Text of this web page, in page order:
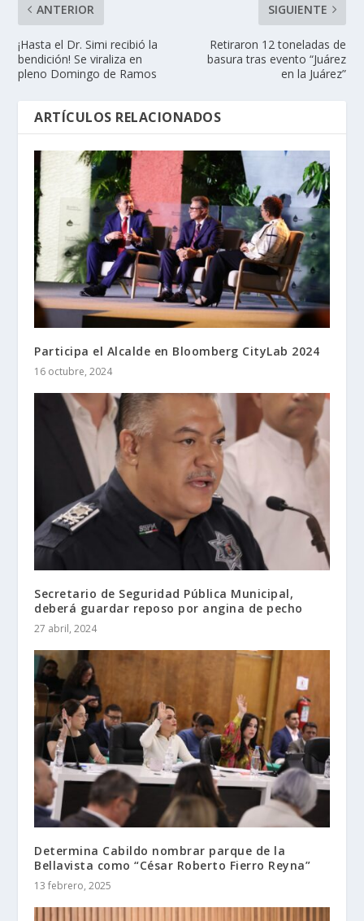
ANTERIOR
¡Hasta el Dr. Simi recibió la
bendición! Se viraliza en
pleno Domingo de Ramos
SIGUIENTE
Retiraron 12 toneladas de
basura tras evento “Juárez
en la Juárez”
ARTÍCULOS RELACIONADOS
Participa el Alcalde en Bloomberg CityLab 2024
16 octubre, 2024
Secretario de Seguridad Pública Municipal,
deberá guardar reposo por angina de pecho
27 abril, 2024
Determina Cabildo nombrar parque de la
Bellavista como “César Roberto Fierro Reyna”
13 febrero, 2025